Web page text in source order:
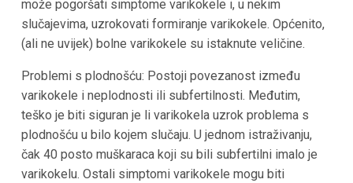
može pogoršati simptome varikokele i, u nekim
slučajevima, uzrokovati formiranje varikokele. Općenito,
(ali ne uvijek) bolne varikokele su istaknute veličine.
Problemi s plodnošću: Postoji povezanost između
varikokele i neplodnosti ili subfertilnosti. Međutim,
teško je biti siguran je li varikokela uzrok problema s
plodnošću u bilo kojem slučaju. U jednom istraživanju,
čak 40 posto muškaraca koji su bili subfertilni imalo je
varikokelu. Ostali simptomi varikokele mogu biti